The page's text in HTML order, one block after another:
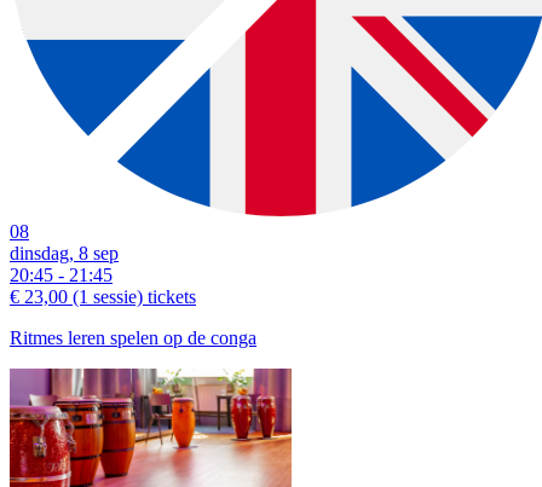
08
dinsdag, 8 sep
20:45 - 21:45
€ 23,00 (1 sessie) tickets
Ritmes leren spelen op de conga